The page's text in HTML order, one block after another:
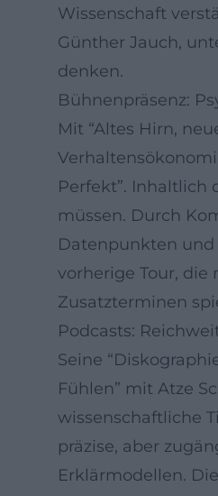
Wissenschaft
Günther Jauch,
denken.
Bühnenpräsenz:
Mit “Altes Hirn,
Perfekt”. Inhaltlich
müssen. Durch
Datenpunkten und
vorherige Tour, die
Zusatzterminen
Podcasts:
Seine
Fühlen” mit Atze
wissenschaftliche
präzise, aber
Erklärmodellen.